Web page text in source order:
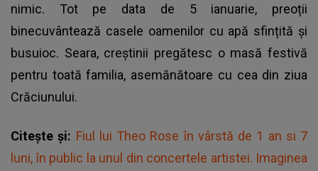
nimic. Tot pe data de 5 ianuarie, preoții
binecuvântează casele oamenilor cu apă sfințită și
busuioc. Seara, creștinii pregătesc o masă festivă
pentru toată familia, asemănătoare cu cea din ziua
Crăciunului.
Citește și: Fiul lui Theo Rose în vârstă de 1 an si 7
luni, în public la unul din concertele artistei. Imaginea